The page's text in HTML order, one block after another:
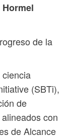
de la
(SBTi),
de
con
de Alcance